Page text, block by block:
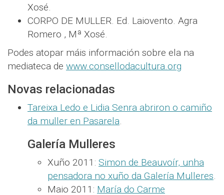
Xosé.
CORPO DE MULLER. Ed. Laiovento. Agra
Romero , Mª Xosé.
Podes atopar máis información sobre ela na
mediateca de www.consellodacultura.org
Novas relacionadas
Tareixa Ledo e Lidia Senra abriron o camiño
da muller en Pasarela.
Galería Mulleres
Xuño 2011: Simon de Beauvoír, unha
pensadora no xuño da Galería Mulleres.
Maio 2011: María do Carme